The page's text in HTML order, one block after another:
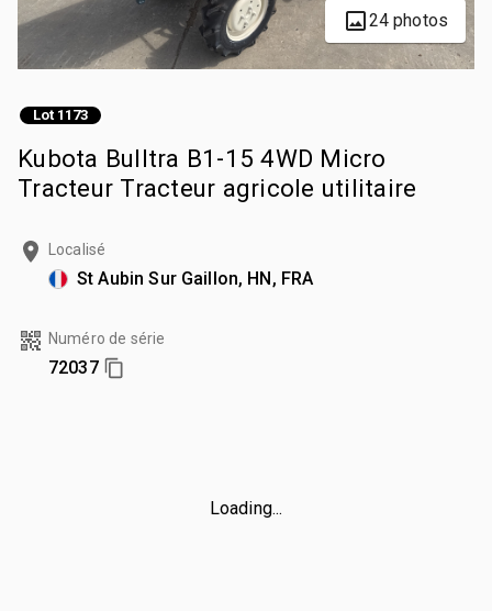
24 photos
Lot 1173
Kubota Bulltra B1-15 4WD Micro
Tracteur Tracteur agricole utilitaire
Localisé
St Aubin Sur Gaillon, HN, FRA
Numéro de série
72037
Loading...